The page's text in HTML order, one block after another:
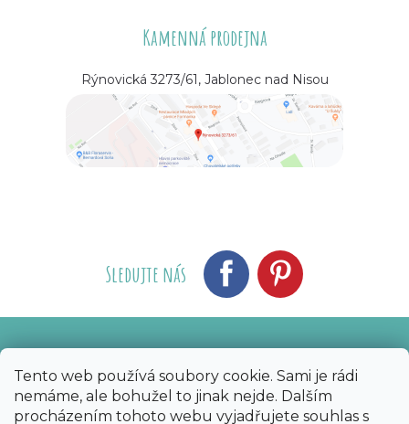
Tento web používá soubory cookie. Sami je rádi
nemáme, ale bohužel to jinak nejde. Dalším
procházením tohoto webu vyjadřujete souhlas s
Kamenná prodejna
Rýnovická 3273/61, Jablonec nad Nisou
Sledujte nás
Copyright 2026 Bijoux Components - Svět